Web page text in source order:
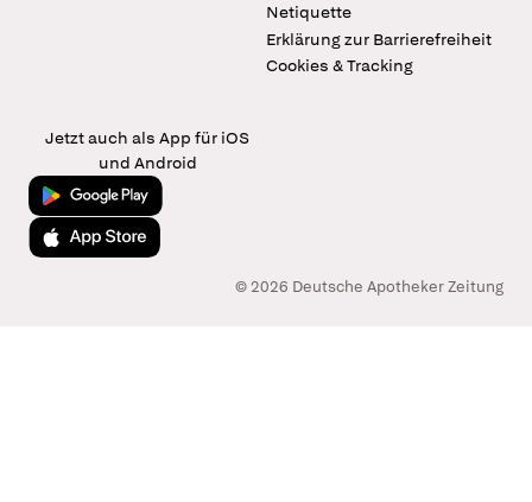
Netiquette
Erklärung zur Barrierefreiheit
Cookies & Tracking
Jetzt auch als App für iOS
und Android
Jetzt bei Google Play
Laden im App Store
© 2026 Deutsche Apotheker Zeitung